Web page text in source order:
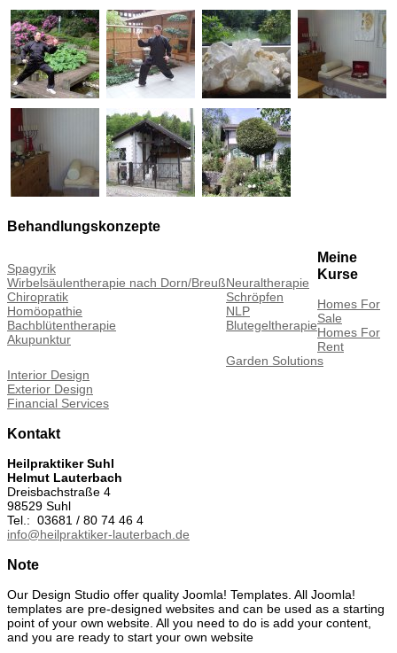
Behandlungskonzepte
Spagyrik
Wirbelsäulentherapie nach Dorn/Breuß
Chiropratik
Homöopathie
Bachblütentherapie
Akupunktur
Neuraltherapie
Schröpfen
NLP
Blutegeltherapie
Meine
Kurse
Homes For
Sale
Homes For
Rent
Garden Solutions
Interior Design
Exterior Design
Financial Services
Kontakt
Heilpraktiker Suhl
Helmut Lauterbach
Dreisbachstraße 4
98529 Suhl
Tel.: 03681 / 80 74 46 4
info@heilpraktiker-lauterbach.de
Note
Our Design Studio offer quality Joomla! Templates. All Joomla!
templates are pre-designed websites and can be used as a starting
point of your own website. All you need to do is add your content,
and you are ready to start your own website